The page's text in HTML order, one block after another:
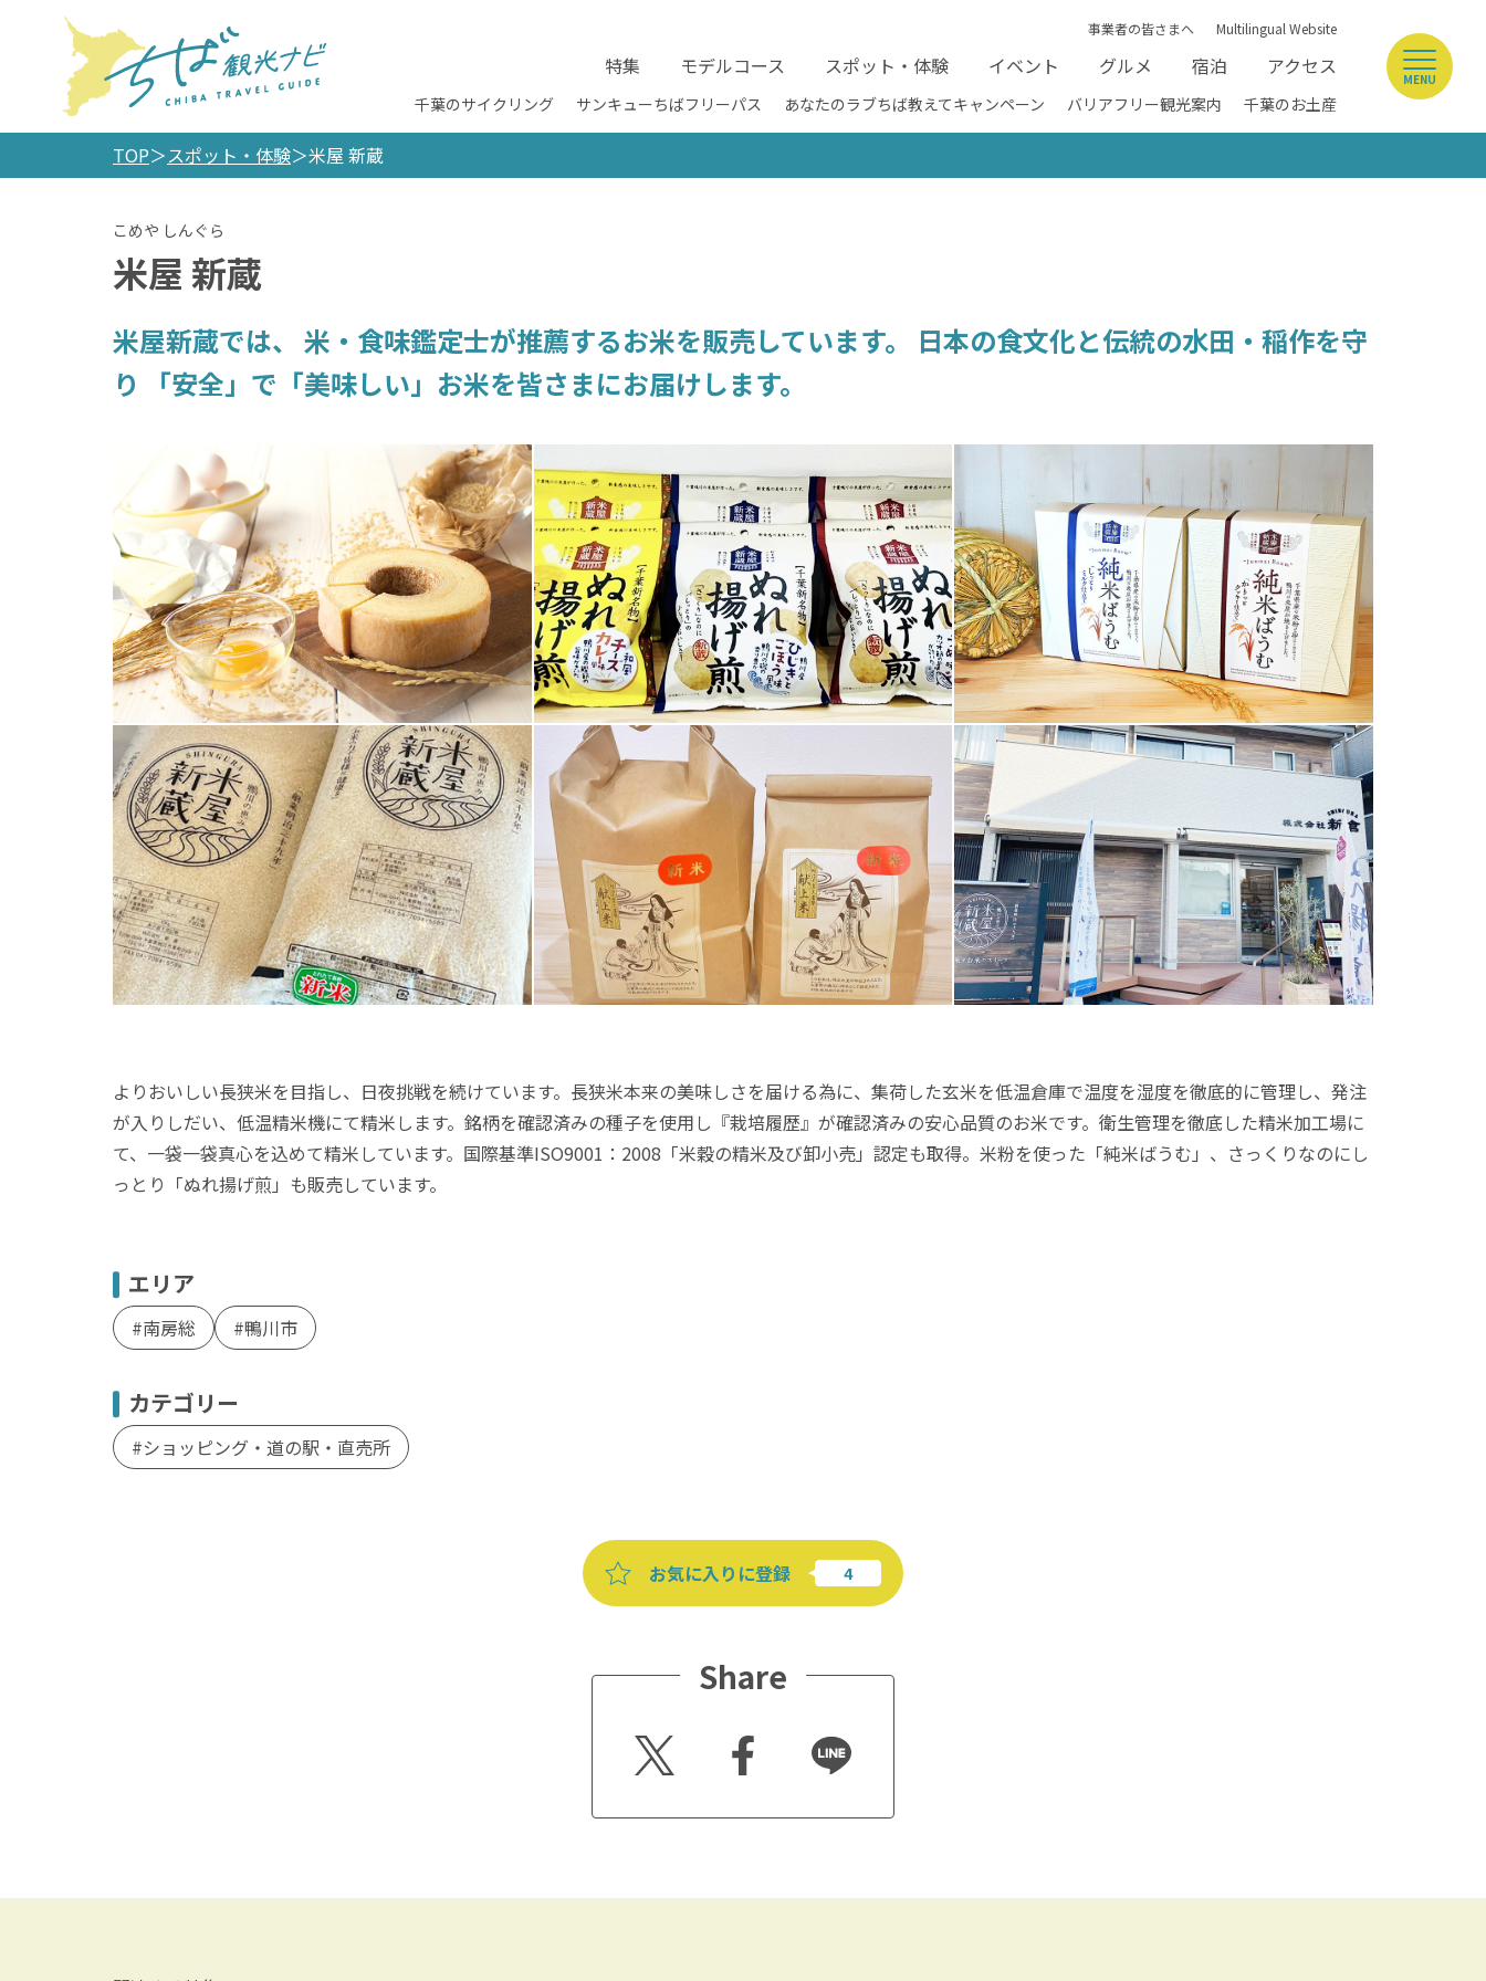
事業者の皆さまへ Multilingual Website
特集 モデルコース スポット・体験 イベント グルメ 宿泊 アクセス
千葉のサイクリング サンキューちばフリーパス あなたのラブちば教えてキャンペーン バリアフリー観光案内 千葉のお土産
MENU
TOP スポット・体験 米屋 新蔵
米屋 新蔵
米屋新蔵では、 米・食味鑑定士が推薦するお米を販売しています。 日本の食文化と伝統の水田・稲作を守
り 「安全」で「美味しい」お米を皆さまにお届けします。
よりおいしい長狭米を目指し、日夜挑戦を続けています。長狭米本来の美味しさを届ける為に、集荷した玄米を低温倉庫で温度を湿度を徹底的に管理し、発注
が入りしだい、低温精米機にて精米します。銘柄を確認済みの種子を使用し『栽培履歴』が確認済みの安心品質のお米です。衛生管理を徹底した精米加工場に
て、一袋一袋真心を込めて精米しています。国際基準ISO9001：2008「米穀の精米及び卸小売」認定も取得。米粉を使った「純米ばうむ」、さっくりなのにし
っとり「ぬれ揚げ煎」も販売しています。
エリア
南房総 鴨川市
カテゴリー
ショッピング・道の駅・直売所
お気に入りに登録
Share
Twitt
er
Faceb
ook
Line